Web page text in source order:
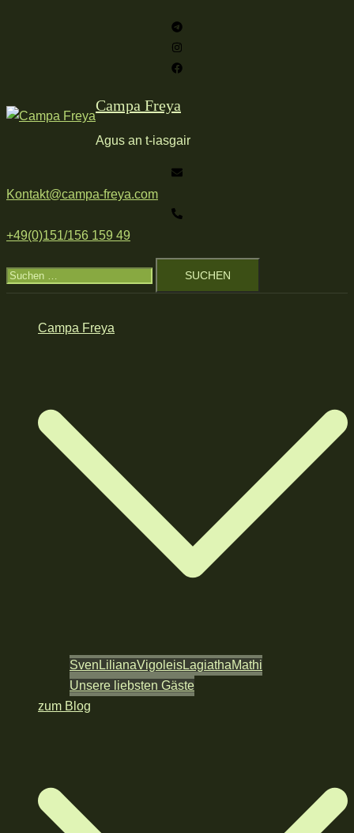
Campa Freya
Agus an t-iasgair
Kontakt@campa-freya.com
+49(0)151/156 159 49
Suchen
nach:
Campa Freya
Sven LilianaVigoleisLagiathaMathi
Unsere liebsten Gäste
zum Blog